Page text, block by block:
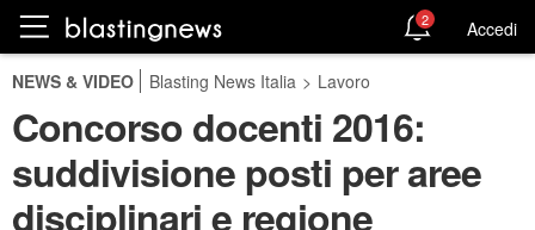
2 Accedi
NEWS & VIDEO Blasting News Italia > Lavoro
Concorso docenti 2016:
suddivisione posti per aree
disciplinari e regione